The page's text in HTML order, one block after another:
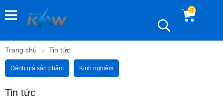
0
Trang chủ Tin tức
Đánh giá sản phẩm Kinh nghiệm
Tin tức